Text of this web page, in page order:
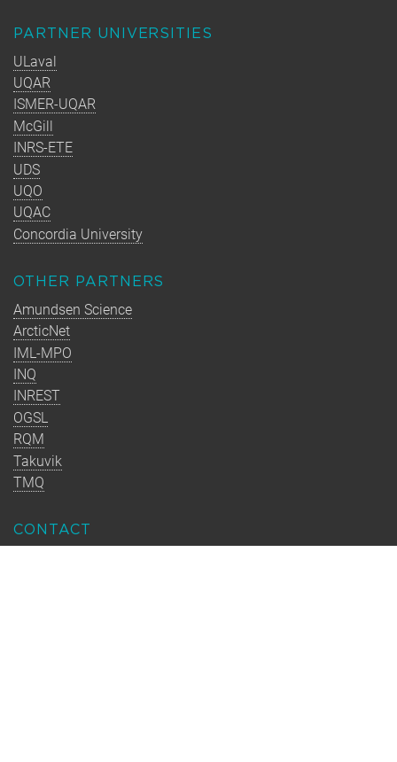
PARTNER UNIVERSITIES
ULaval
UQAR
ISMER-UQAR
McGill
INRS-ETE
UDS
UQO
UQAC
Concordia University
OTHER PARTNERS
Amundsen Science
ArcticNet
IML-MPO
INQ
INREST
OGSL
RQM
Takuvik
TMQ
CONTACT